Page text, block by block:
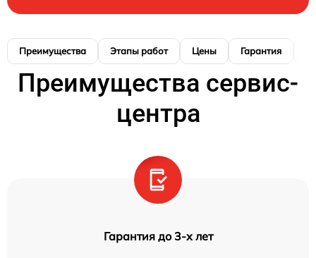
Преимущества Этапы работ Цены Гарантия
Преимущества сервис-
центра
Гарантия до 3-х лет